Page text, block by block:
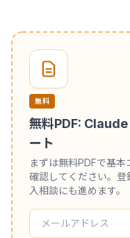
無料
無料PDF:
ート
まずは無料PDFで基
確認してください。
入相談にも進めます。